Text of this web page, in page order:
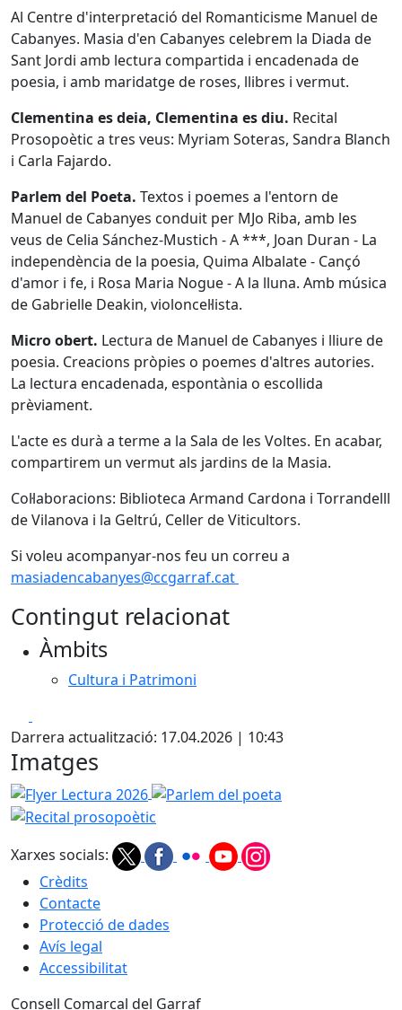
Al Centre d'interpretació del Romanticisme Manuel de
Cabanyes. Masia d'en Cabanyes celebrem la Diada de
Sant Jordi amb lectura compartida i encadenada de
poesia, i amb maridatge de roses, llibres i vermut.
Clementina es deia, Clementina es diu. Recital
Prosopoètic a tres veus: Myriam Soteras, Sandra Blanch
i Carla Fajardo.
Parlem del Poeta. Textos i poemes a l'entorn de
Manuel de Cabanyes conduit per MJo Riba, amb les
veus de Celia Sánchez-Mustich - A ***, Joan Duran - La
independència de la poesia, Quima Albalate - Cançó
d'amor i fe, i Rosa Maria Nogue - A la lluna. Amb música
de Gabrielle Deakin, violoncel·lista.
Micro obert. Lectura de Manuel de Cabanyes i lliure de
poesia. Creacions pròpies o poemes d'altres autories.
La lectura encadenada, espontània o escollida
prèviament.
L'acte es durà a terme a la Sala de les Voltes. En acabar,
compartirem un vermut als jardins de la Masia.
Col·laboracions: Biblioteca Armand Cardona i Torrandelll
de Vilanova i la Geltrú, Celler de Viticultors.
Si voleu acompanyar-nos feu un correu a
masiadencabanyes@ccgarraf.cat
Contingut relacionat
Àmbits
Cultura i Patrimoni
Darrera actualització: 17.04.2026 | 10:43
Imatges
Flyer Lectura 2026 Parlem del poeta
Xarxes socials:
Crèdits
Contacte
Protecció de dades
Avís legal
Accessibilitat
Consell Comarcal del Garraf